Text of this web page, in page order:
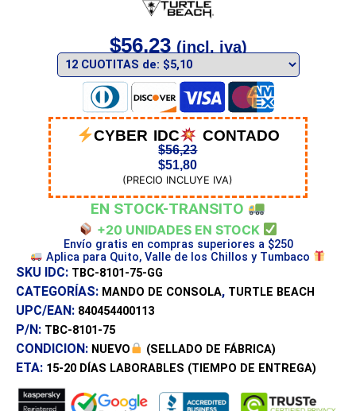
$56,23 (incl. iva)
CYBER IDC CONTADO
$56,23
$51,80
(PRECIO INCLUYE IVA)
EN STOCK-TRANSITO
+20 UNIDADES EN STOCK
Envío gratis en compras superiores a $250
Aplica para Quito, Valle de los Chillos y Tumbaco
SKU IDC: TBC-8101-75-GG
CATEGORÍAS: MANDO DE CONSOLA, TURTLE BEACH
UPC/EAN: 840454400113
P/N: TBC-8101-75
CONDICION: NUEVO (SELLADO DE FÁBRICA)
ETA: 15-20 DÍAS LABORABLES (TIEMPO DE ENTREGA)